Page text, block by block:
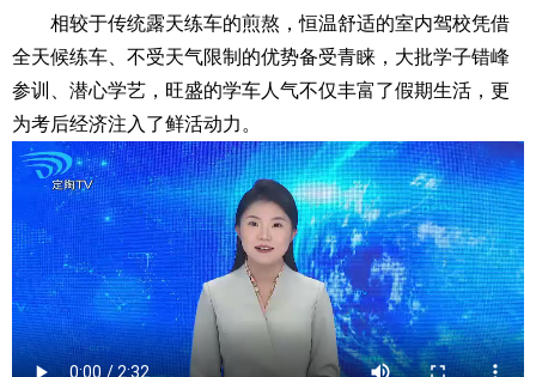
相较于传统露天练车的煎熬，恒温舒适的室内驾校凭借
全天候练车、不受天气限制的优势备受青睐，大批学子错峰
参训、潜心学艺，旺盛的学车人气不仅丰富了假期生活，更
为考后经济注入了鲜活动力。